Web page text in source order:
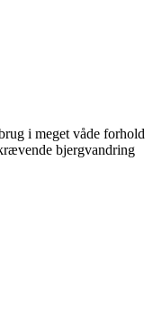
i meget våde forhold
bjergvandring